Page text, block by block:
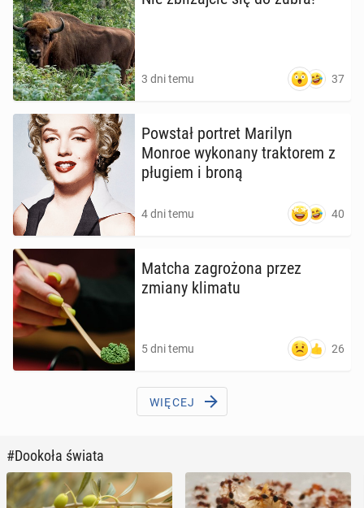
3 dni temu 37
Powstał portret Marilyn
Monroe wy­ko­na­ny trak­to­rem z
pługiem i broną
4 dni temu 40
Matcha za­gro­żo­na przez
zmiany klimatu
5 dni temu 26
WIĘCEJ
#Dookoła świata